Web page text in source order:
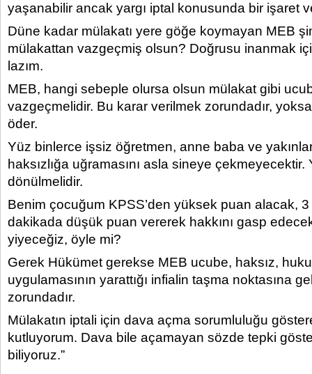
yaşanabilir ancak yargı iptal konusunda bir işaret
Düne kadar mülakatı yere göğe koymayan MEB
mülakattan vazgeçmiş olsun? Doğrusu inanmak
lazım.
MEB, hangi sebeple olursa olsun mülakat gibi
vazgeçmelidir. Bu karar verilmek zorundadır,
öder.
Yüz binlerce işsiz öğretmen, anne baba ve
haksızlığa uğramasını asla sineye çekmeyecektir.
dönülmelidir.
Benim çocuğum KPSS’den yüksek puan alacak,
dakikada düşük puan vererek hakkını gasp
yiyeceğiz, öyle mi?
Gerek Hükümet gerekse MEB ucube, haksız,
uygulamasının yarattığı infialin taşma noktasına
zorundadır.
Mülakatın iptali için dava açma sorumluluğu
kutluyorum. Dava bile açamayan sözde tepki
biliyoruz.”